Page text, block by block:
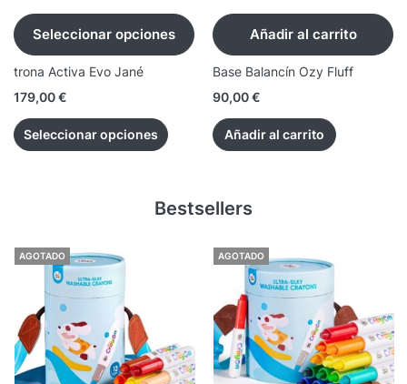
Seleccionar opciones
trona Activa Evo Jané
179,00€
Seleccionar opciones
Añadir al carrito
Base Balancín Ozy Fluff
90,00€
Añadir al carrito
Bestsellers
AGOTADO AGOTADO